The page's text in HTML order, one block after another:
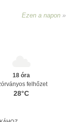
Ezen a napon
18 óra
felhőzet
28°C